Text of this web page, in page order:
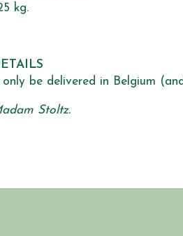
kg.
only be delivered in Belgium
Stoltz.